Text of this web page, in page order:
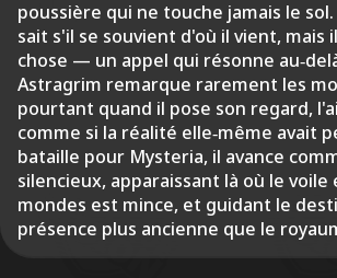
poussière qui ne touche jamais le
sait s'il se souvient d'où il vient, mais
chose — un appel qui résonne
Astragrim remarque rarement les
pourtant quand il pose son regard,
comme si la réalité elle‑même avait
bataille pour Mysteria, il avance
silencieux, apparaissant là où le voile
mondes est mince, et guidant le
présence plus ancienne que le